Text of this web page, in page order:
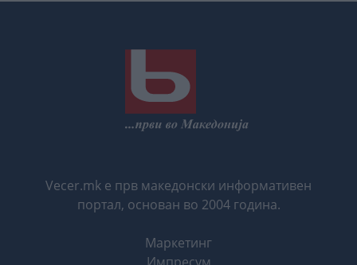
Vecer.mk е прв македонски информативен
портал, основан во 2004 година.
Маркетинг